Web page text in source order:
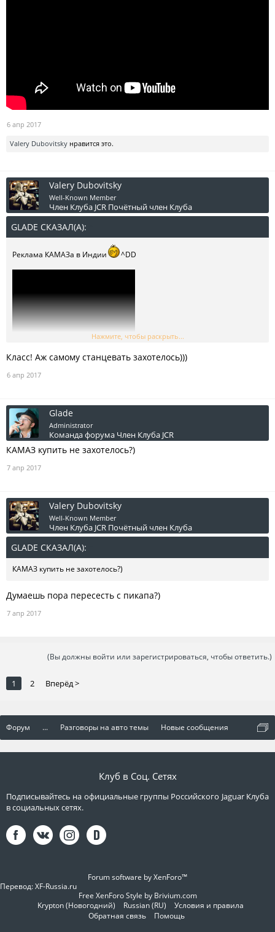
6 апр 2017
Valery Dubovitsky нравится это.
Valery Dubovitsky
Well-Known Member
Член Клуба JCR Почётный член Клуба
GLADE СКАЗАЛ(А):
Реклама КАМАЗа в Индии ^DD
Нажмите, чтобы раскрыть...
Класс! Аж самому станцевать захотелось)))
6 апр 2017
Glade
Administrator
Команда форума Член Клуба JCR
КАМАЗ купить не захотелось?)
7 апр 2017
Valery Dubovitsky
Well-Known Member
Член Клуба JCR Почётный член Клуба
GLADE СКАЗАЛ(А):
КАМАЗ купить не захотелось?)
Думаешь пора пересесть с пикапа?)
7 апр 2017
(Вы должны войти или зарегистрироваться, чтобы ответить.)
1 2 Вперёд >
Форум ... Разговоры на авто темы Новые сообщения
Клуб в Соц. Сетях
Подписывайтесь на официальные группы Российского Jaguar Клуба
в социальных сетях.
Forum software by XenForo™
Перевод:XF-Russia.ru
Free XenForo Style by Brivium.com
Krypton (Новогодний)
Russian (RU)
Условия и правила
Обратная связь
Помощь